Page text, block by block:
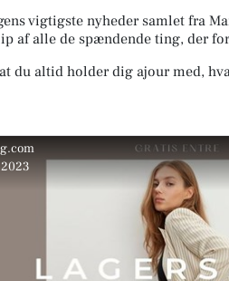
vigtigste nyheder samlet fra
af alle de spændende ting, der
du altid holder dig ajour med,